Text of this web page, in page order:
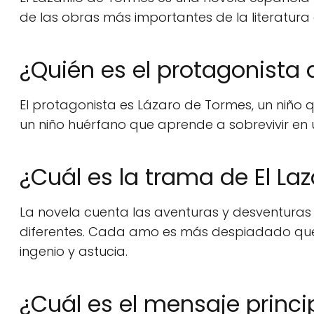
de las obras más importantes de la
¿Quién es el protagonista
El protagonista es Lázaro de Tormes, un
un niño huérfano que aprende a sobrevivir
¿Cuál es la trama de El
La novela cuenta las aventuras y
diferentes. Cada amo es más despiadado
ingenio y astucia.
¿Cuál es el mensaje